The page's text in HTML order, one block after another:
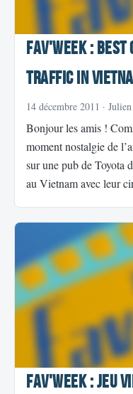
Fav'Week : Best
Traffic in
14 décembre 2011 ·
Bonjour les amis !
moment nostalgie de
sur une pub de Toyota
au Vietnam avec leur
Fav'Week : Jeu